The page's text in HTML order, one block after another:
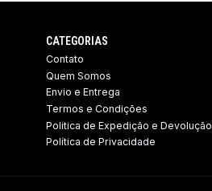
CATEGORIAS
Contato
Quem Somos
Envio e Entrega
Termos e Condições
Politica de Expedição e Devolução ​
Política de Privacidade